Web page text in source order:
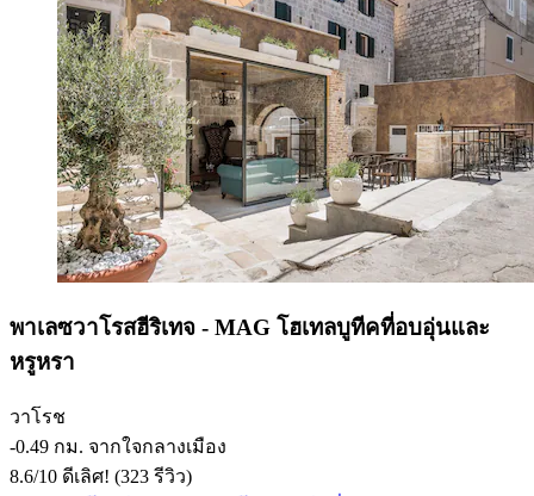
พาเลซวาโรสฮีริเทจ - MAG โฮเทลบูทีคที่อบอุ่นและ
หรูหรา
วาโรช
‐0.49 กม. จากใจกลางเมือง
8.6/10 ดีเลิศ! (323 รีวิว)